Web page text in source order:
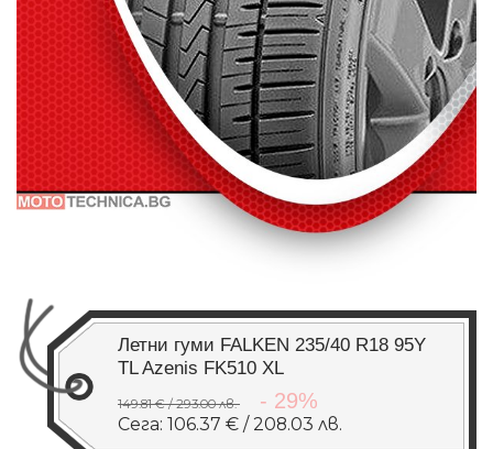
Летни гуми FALKEN 235/40 R18 95Y
TL Azenis FK510 XL
149.81 € / 293.00 лв. - 29%
Сега: 106.37 € / 208.03 лв.